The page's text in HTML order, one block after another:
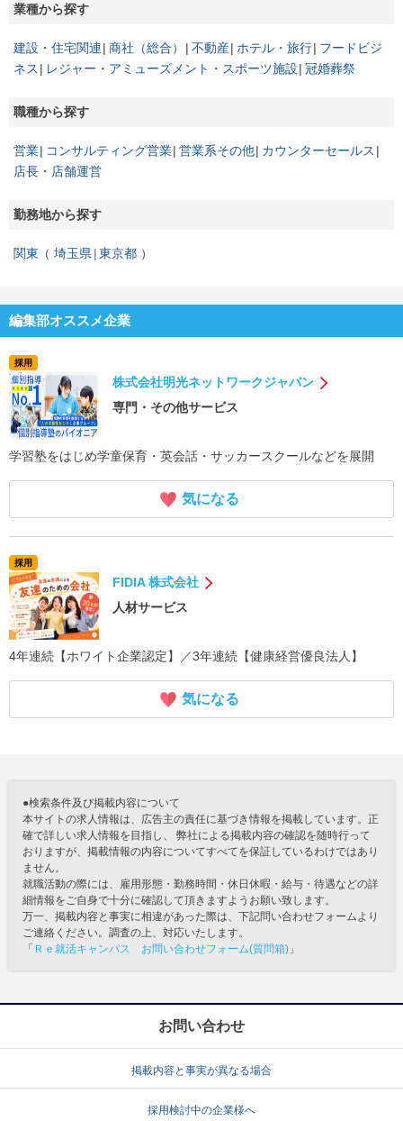
業種から探す
建設・住宅関連 商社（総合） 不動産 ホテル・旅行 フードビジ
ネス
レジャー・アミューズメント・スポーツ施設 冠婚葬祭
職種から探す
営業 コンサルティング営業 営業系その他 カウンターセールス
店長・店舗運営
勤務地から探す
関東 埼玉県 東京都
編集部オススメ企業
採用
株式会社明光ネットワークジャパン
専門・その他サービス
学習塾をはじめ学童保育・英会話・サッカースクールなどを展開
気になる
採用
FIDIA 株式会社
人材サービス
4年連続【ホワイト企業認定】／3年連続【健康経営優良法人】
気になる
●検索条件及び掲載内容について
本サイトの求人情報は、広告主の責任に基づき情報を掲載しています。正
確で詳しい求人情報を目指し、 弊社による掲載内容の確認を随時行って
おりますが、掲載情報の内容についてすべてを保証しているわけではあり
ません。
就職活動の際には、雇用形態・勤務時間・休日休暇・給与・待遇などの詳
細情報をご自身で十分に確認して頂きますようお願い致します。
万一、掲載内容と事実に相違があった際は、下記問い合わせフォームより
ご連絡ください。調査の上、対応いたします。
「 Ｒｅ就活キャンパス お問い合わせフォーム(質問箱) 」
お問い合わせ
掲載内容と事実が異なる場合
採用検討中の企業様へ